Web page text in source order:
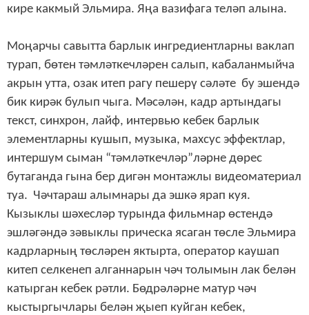
кире какмый Эльмира. Яңа вазифага теләп алына.
Моңарчы савытта барлык ингредиентларны ваклап
турап, бөтен тәмләткечләрен салып, кабаланмыйча
акрын утта, озак итеп рагу пешерү сәләте бу эшендә
бик кирәк булып чыга. Мәсәлән, кадр артындагы
текст, синхрон, лайф, интервью кебек барлык
элементларны кушып, музыка, махсус эффектлар,
интершум сыман “тәмләткечләр”ләрне дөрес
бутаганда гына бер дигән монтажлы видеоматериал
туа. Чәчтараш алымнары да эшкә ярап куя.
Кызыклы шәхесләр турында фильмнар өстендә
эшләгәндә зәвыклы прическа ясаган төсле Эльмира
кадрларның төсләрен яктырта, оператор каушап
китеп селкенеп алганнарын чәч толымын лак белән
катырган кебек рәтли. Бөдрәләрне матур чәч
кыстыргычлары белән җыеп куйган кебек,